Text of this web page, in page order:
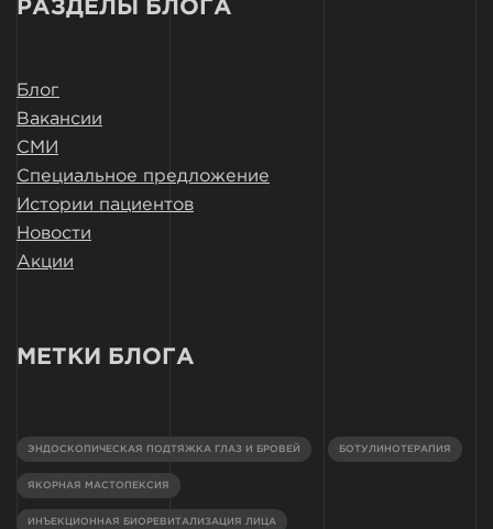
РАЗДЕЛЫ БЛОГА
Блог
Вакансии
СМИ
Специальное предложение
Истории пациентов
Новости
Акции
МЕТКИ БЛОГА
ЭНДОСКОПИЧЕСКАЯ ПОДТЯЖКА ГЛАЗ И БРОВЕЙ БОТУЛИНОТЕРАПИЯ
ЯКОРНАЯ МАСТОПЕКСИЯ
ИНЪЕКЦИОННАЯ БИОРЕВИТАЛИЗАЦИЯ ЛИЦА